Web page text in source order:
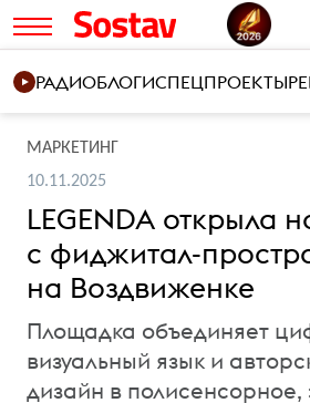
РАДИОБЛОГИСПЕЦПРОЕКТЫ
МАРКЕТИНГ
10.11.2025
LEGENDA открыла
с фиджитал-
на Воздвиженке
Площадка объединяет
визуальный язык и
дизайн в